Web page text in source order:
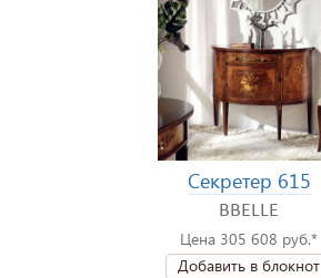
Секретер 615
BBELLE
Цена 305 608 руб.*
Добавить в блокнот